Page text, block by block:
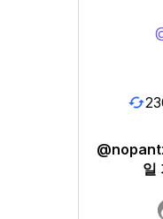
일